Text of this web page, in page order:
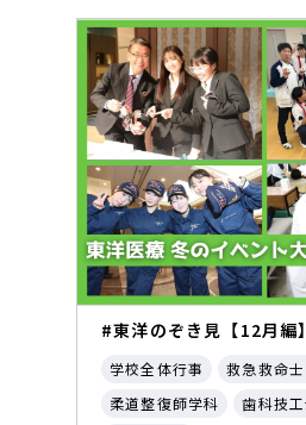
#東洋のぞき見【12月編】
学校全体行事
救急救命
柔道整復師学科
歯科技